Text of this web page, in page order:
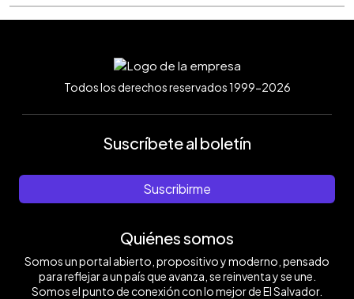
Todos los derechos reservados 1999-2026
Suscríbete al boletín
Suscribirme
Quiénes somos
Somos un portal abierto, propositivo y moderno, pensado
para reflejar a un país que avanza, se reinventa y se une.
Somos el punto de conexión con lo mejor de El Salvador.